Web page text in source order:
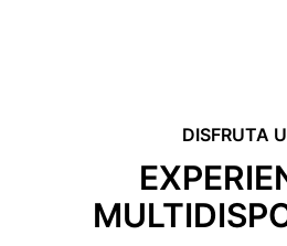
DISFRUTA